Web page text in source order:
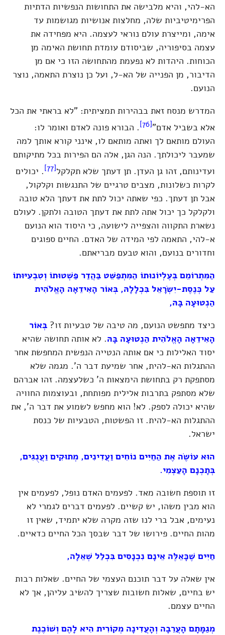
הא-להי, והיא מלבישה את התחושות הנפשיות הדתיות
הפרימיטיביות שלה, מחלצות אנושיות מגושמות עד
אימה, ומייצרת עולם נוראי לעצמה. היא מפחידה את
עצמה בסיפוריה, שביסודם עומדת תחושת האימה מן
הכוחות. היהדות לא נפעמת מהתחושה הזו כי אם מן
הדיבור, מן הפנייה של הא-ל, ועל כן נוצרת התאמה, נוצר
הנועם.
המדרש מנסח זאת בבהירות תמציתית: "לא בראתי את הכל
אלא בשביל אדם"[76]
. הבורא פונה לאדם ואומר לו:
העולם מותאם לך ואתה מותאם לו, אינני קורא אותך למה
שמעבר ליכולתך. הנה הגן, אלה הם הפירות בכל מתיקותם
ועדינותם, זהו גן העדן. תן דעתך שלא תקלקל[77]
. יכולים
לקרות כשלונות, מצבים טרגיים של התנגשות וקלקול,
אבל תן דעתך. כפי שאתה יכול לתת את דעתך הלא טובה
ולקלקל כך יכול אתה לתת את דעתך הטובה ולתקן. לעולם
נשארת התקווה והצפייה לישועה, כי היסוד הוא הנועם
א-להי, התאמה לפי המידה של האדם. החיים ספוגים
וחדורים בנועם, והוא טבעם מבריאתם.
הַמִּתְרוֹמֵם בְּעֶלְיוֹנוּתוֹ הַמִּתְפַּשֵּׁט בַּהֲדַר פַּשְׁטוּתוֹ וְטִבְעִיּוּתוֹ
עַל כְּנֶסֶת-יִשְׂרָאֵל בִּכְלָלָהּ, בְּאוֹר הָאִידֵאָה הָאֱלֹהִית
הַנְטוּעָה בָּהּ,
כיצד מתפשט הנועם, מה טיבה של טבעיות זו?בְּאוֹר
הָאִידֵאָה הָאֱלֹהִית הַנְטוּעָה בָּהּ. לא אותה תחושה שהיא
יסוד האלילות כי אם אותה הנטייה הנפשית המחפשת אחר
ההתגלות הא-להית, אחר שמיעת דבר ה'. מגמה שלא
מסתפקת רק בתחושת הימצאות ה' כשלעצמה. זהו אברהם
שלא מסתפק בתרבות אלילית מפותחת, ובעוצמות החוויה
שהיא יכולה לספק. לא! הוא מחפש לשמוע את דבר ה', את
ההתגלות הא-להית. זו הפשטות, הטבעיות של כנסת
ישראל.
הוּא עוֹשֶׂה אֶת הַחַיִּים נוֹחִים וַעֲדִינִים, מְתוּקִים וַעֲנֻגִּים,
בְּתָכְנָם הָעַצְמִי.
זו תוספת חשובה מאד. לפעמים האדם נופל, לפעמים אין
הוא מבין משהו, יש קשיים. לפעמים דברים לגמרי לא
נעימים, אבל ברי לנו שזה מקרה שלא יתמיד, שאין זו
מהות החיים. פירושו של דבר שבסך הכל החיים כדאיים.
חַיִּים שֶׁכָּאֵלֶּה אֵינָם נִכְנָסִים בִּכְלַל שְׁאֵלָה,
אין שאלה על דבר תוכנם העצמי של החיים. שאלות רבות
יש בחיים, שאלות חשובות שצריך להשיב עליהן, אך לא
החיים עצמם.
מְגַמָּתָם הָעֲרֵבָה וְהָעֲדִינָה מְקוֹרִית הִיא לָהֶם וְשׁוֹכֶנֶת